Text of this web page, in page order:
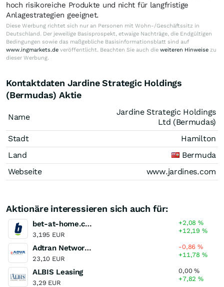
hoch risikoreiche Produkte und nicht für langfristige
Anlagestrategien geeignet.
Diese Werbung richtet sich nur an Personen mit Wohn-/Geschäftssitz in
Deutschland. Der jeweilige Basisprospekt, etwaige Nachträge, die Endgültigen
Bedingungen sowie das maßgebliche Basisinformationsblatt sind auf
www.ingmarkets.de veröffentlicht. Beachten Sie auch die weiteren Hinweise zu
dieser Werbung.
Kontaktdaten Jardine Strategic Holdings
(Bermudas) Aktie
Name
Jardine Strategic Holdings
Ltd (Bermudas)
Stadt
Hamilton
Land
Bermuda
Webseite
www.jardines.com
Aktionäre interessieren sich auch für:
bet-at-home.com
3,195 EUR
+2,08%
+12,19%
Adtran Networks
23,10 EUR
-0,86%
+11,78%
ALBIS Leasing
3,29 EUR
0,00%
+7,82%